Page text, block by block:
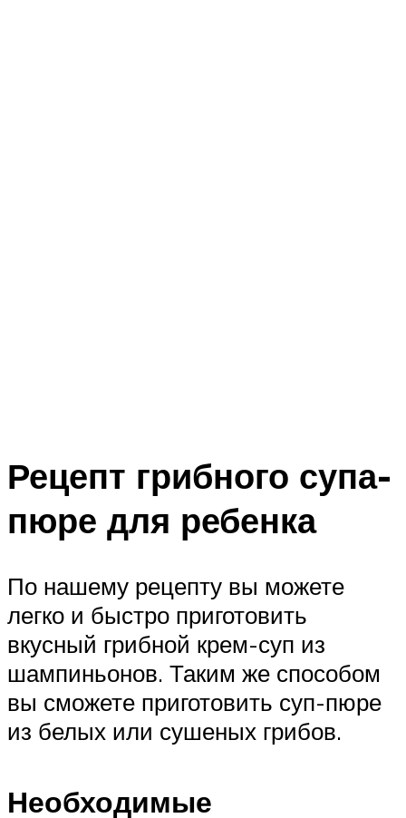
Рецепт грибного супа-
пюре для ребенка
По нашему рецепту вы можете
легко и быстро приготовить
вкусный грибной крем-суп из
шампиньонов. Таким же способом
вы сможете приготовить суп-пюре
из белых или сушеных грибов.
Необходимые